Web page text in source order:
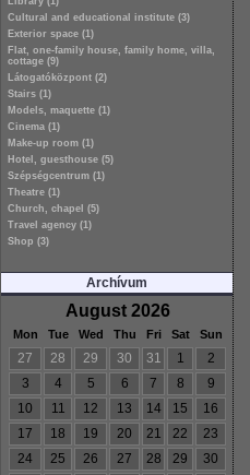
Cultural and educational institute (3)
Exterior space (1)
Flat, one-family house, family home, villa,
cottage (9)
Látogatóközpont (2)
Stairs (1)
Models, maquette (1)
Cinema (1)
Make-up room (1)
Hotel, guesthouse (5)
Szépségcentrum (1)
Theatre (1)
Church, chapel (5)
Travel agency (1)
Shop (3)
Archívum
August 2026
Mon Tue Wed Thu Fri Sat Sun
27 28 29 30 31 1
2
3
4 5 6 7 8
9
10
11 12 13 14 15
16
17
18 19 20 21 22
23
24
25 26 27 28 29
30